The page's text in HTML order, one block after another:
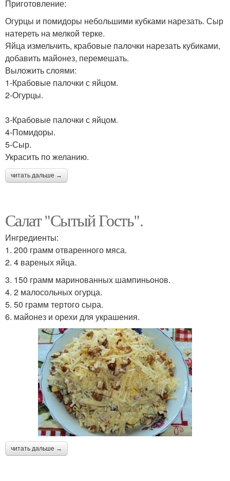
Приготовление:
Огурцы и помидоры небольшими кубками нарезать. Сыр
натереть на мелкой терке.
Яйца измельчить, крабовые палочки нарезать кубиками,
добавить майонез, перемешать.
Выложить слоями:
1-Крабовые палочки с яйцом.
2-Огурцы.
3-Крабовые палочки с яйцом.
4-Помидоры.
5-Сыр.
Украсить по желанию.
читать дальше →
Салат "Сытый Гость".
Ингредиенты:
1. 200 грамм отваренного мяса.
2. 4 вареных яйца.
3. 150 грамм маринованных шампиньонов.
4. 2 малосольных огурца.
5. 50 грамм тертого сыра.
6. майонез и орехи для украшения.
читать дальше →